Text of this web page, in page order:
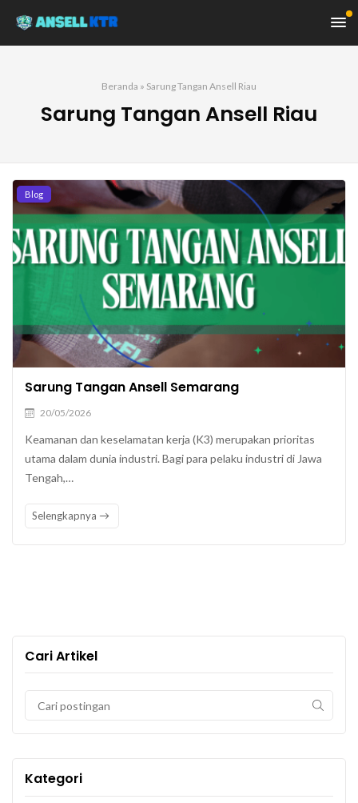
Beranda » Sarung Tangan Ansell Riau
Sarung Tangan Ansell Riau
Blog
Sarung Tangan Ansell Semarang
20/05/2026
Keamanan dan keselamatan kerja (K3) merupakan prioritas
utama dalam dunia industri. Bagi para pelaku industri di Jawa
Tengah,…
Selengkapnya
Cari Artikel
Kategori